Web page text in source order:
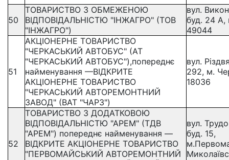
50
ТОВАРИСТВО З ОБМЕЖЕНОЮ
ВІДПОВІДАЛЬНІСТЮ "ІНЖАГРО" (ТОВ
"ІНЖАГРО")
вул.
буд. 24 А,
49044
51
АКЦІОНЕРНЕ ТОВАРИСТВО
"ЧЕРКАСЬКИЙ АВТОБУС" (АТ
"ЧЕРКАСЬКИЙ АВТОБУС"),попереднє
найменування —ВІДКРИТЕ
АКЦІОНЕРНЕ ТОВАРИСТВО
"ЧЕРКАСЬКИЙ АВТОРЕМОНТНИЙ
ЗАВОД" (ВАТ "ЧАРЗ")
вул.
292, м.
18036
52
ТОВАРИСТВО З ДОДАТКОВОЮ
ВІДПОВІДАЛЬНІСТЮ "АРЕМ" (ТДВ
"АРЕМ") попереднє найменування —
ВІДКРИТЕ АКЦІОНЕРНЕ ТОВАРИСТВО
"ПЕРВОМАЙСЬКИЙ АВТОРЕМОНТНИЙ
вул.
буд. 15,